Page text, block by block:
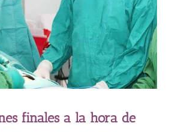
finales a la hora de